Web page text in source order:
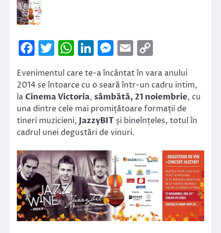
Facebook
Twitter
WhatsApp
LinkedIn
Messenger
Email
Link
Evenimentul care te-a încântat în vara anului
2014 se întoarce cu o seară într-un cadru intim,
la Cinema Victoria, sâmbătă, 21 noiembrie, cu
una dintre cele mai promițătoare formații de
tineri muzicieni, JazzyBIT și bineînțeles, totul în
cadrul unei degustări de vinuri.